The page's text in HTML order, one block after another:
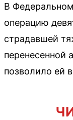
В
операцию
страдавшей
перенесенной
позволило ей